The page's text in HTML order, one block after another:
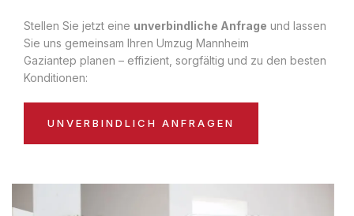
Stellen Sie jetzt eine unverbindliche Anfrage und lassen
Sie uns gemeinsam Ihren Umzug Mannheim
Gaziantep planen – effizient, sorgfältig und zu den besten
Konditionen:
UNVERBINDLICH ANFRAGEN